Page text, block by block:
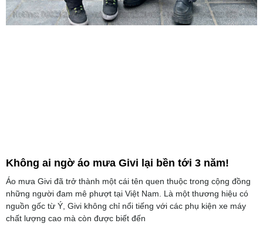
Không ai ngờ áo mưa Givi lại bền tới 3 năm!
Áo mưa Givi đã trở thành một cái tên quen thuộc trong cộng đồng
những người đam mê phượt tại Việt Nam. Là một thương hiệu có
nguồn gốc từ Ý, Givi không chỉ nổi tiếng với các phụ kiện xe máy
chất lượng cao mà còn được biết đến